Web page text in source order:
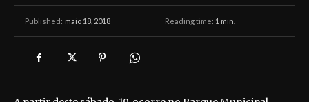
Published: maio 18, 2018 Reading time: 1 min.